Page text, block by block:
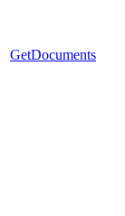
GetDocuments